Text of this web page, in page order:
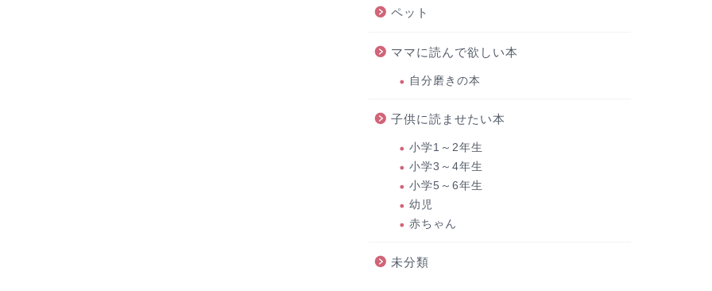
ペット
ママに読んで欲しい本
自分磨きの本
子供に読ませたい本
小学1～2年生
小学3～4年生
小学5～6年生
幼児
赤ちゃん
未分類